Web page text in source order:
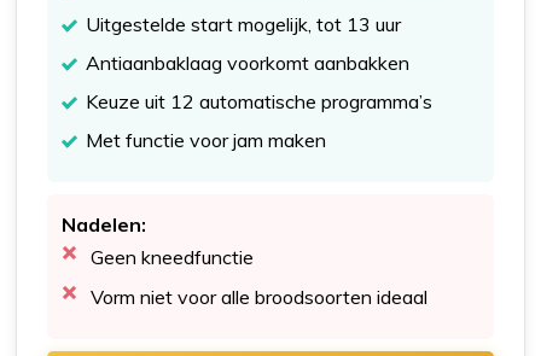
Uitgestelde start mogelijk, tot 13 uur
Antiaanbaklaag voorkomt aanbakken
Keuze uit 12 automatische programma’s
Met functie voor jam maken
Nadelen:
Geen kneedfunctie
Vorm niet voor alle broodsoorten ideaal